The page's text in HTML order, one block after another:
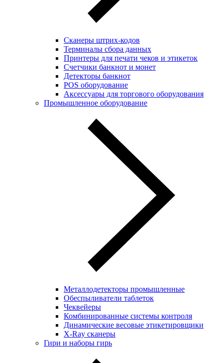
Сканеры штрих-кодов
Терминалы сбора данных
Принтеры для печати чеков и этикеток
Cчетчики банкнот и монет
Детекторы банкнот
POS оборудование
Аксессуары для торгового оборудования
Промышленное оборудование
Металлодетекторы промышленные
Обеспыливатели таблеток
Чеквейеры
Комбинированные системы контроля
Динамические весовые этикетировщики
X-Ray сканеры
Гири и наборы гирь